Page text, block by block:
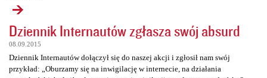
Dziennik Internautów zgłasza swój absurd
08.09.2015
Dziennik Internautów dołączył się do naszej akcji i zgłosił nam swój
przykład: „Oburzamy się na inwigilację w internecie, na działania